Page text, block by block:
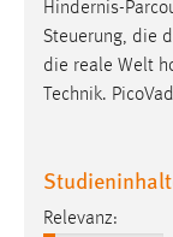
Hindernis-
Steuerung, die
die reale Welt
Technik.
Relevanz: